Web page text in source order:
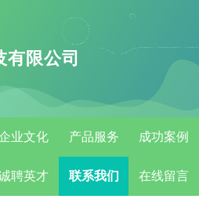
限公司
业文化 产品服务 成功案例
聘英才 联系我们 在线留言